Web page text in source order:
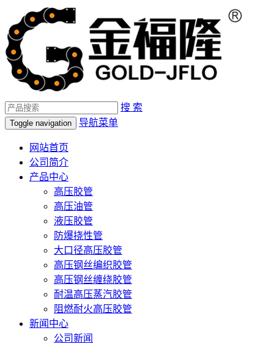
搜 索
Toggle navigation 导航菜单
网站首页
公司简介
产品中心
高压胶管
高压油管
液压胶管
防爆挠性管
大口径高压胶管
高压钢丝编织胶管
高压钢丝缠绕胶管
耐温高压蒸汽胶管
阻燃耐火高压胶管
新闻中心
公司新闻